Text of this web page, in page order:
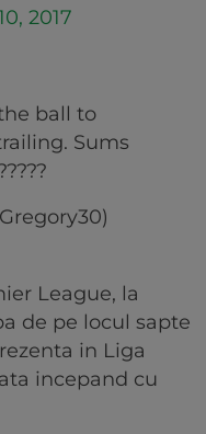
2017
ball to
Sums
League, la
de pe locul sapte
in Liga
incepand cu